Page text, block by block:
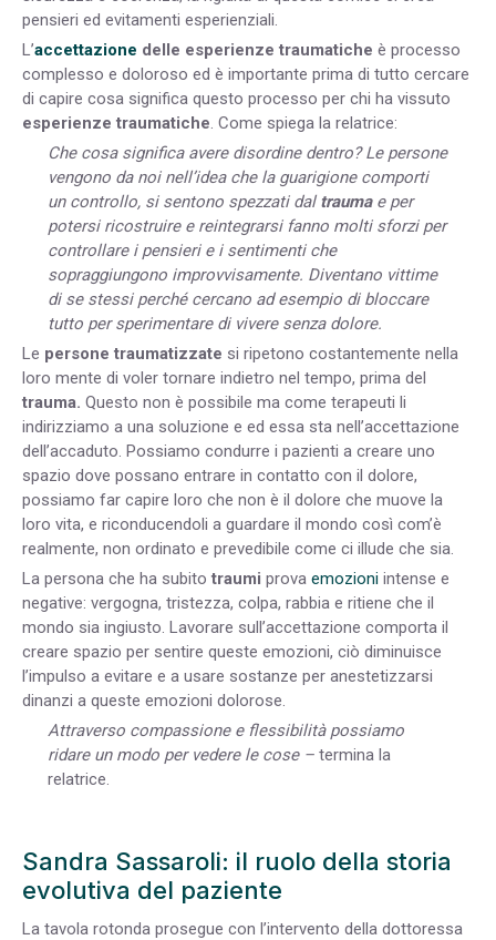
pensieri ed evitamenti esperienziali.
L’accettazione delle esperienze traumatiche è processo
complesso e doloroso ed è importante prima di tutto cercare
di capire cosa significa questo processo per chi ha vissuto
esperienze traumatiche. Come spiega la relatrice:
Che cosa significa avere disordine dentro? Le persone
vengono da noi nell’idea che la guarigione comporti
un controllo, si sentono spezzati dal traumae per
potersi ricostruire e reintegrarsi fanno molti sforzi per
controllare i pensieri e i sentimenti che
sopraggiungono improvvisamente. Diventano vittime
di se stessi perché cercano ad esempio di bloccare
tutto per sperimentare di vivere senza dolore.
Le persone traumatizzate si ripetono costantemente nella
loro mente di voler tornare indietro nel tempo, prima del
trauma. Questo non è possibile ma come terapeuti li
indirizziamo a una soluzione e ed essa sta nell’accettazione
dell’accaduto. Possiamo condurre i pazienti a creare uno
spazio dove possano entrare in contatto con il dolore,
possiamo far capire loro che non è il dolore che muove la
loro vita, e riconducendoli a guardare il mondo così com’è
realmente, non ordinato e prevedibile come ci illude che sia.
La persona che ha subito traumi prova emozioni intense e
negative: vergogna, tristezza, colpa, rabbia e ritiene che il
mondo sia ingiusto. Lavorare sull’accettazione comporta il
creare spazio per sentire queste emozioni, ciò diminuisce
l’impulso a evitare e a usare sostanze per anestetizzarsi
dinanzi a queste emozioni dolorose.
Attraverso compassione e flessibilità possiamo
ridare un modo per vedere le cose –termina la
relatrice.
Sandra Sassaroli: il ruolo della storia
evolutiva del paziente
La tavola rotonda prosegue con l’intervento della dottoressa